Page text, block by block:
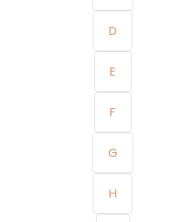
D
E
F
G
H